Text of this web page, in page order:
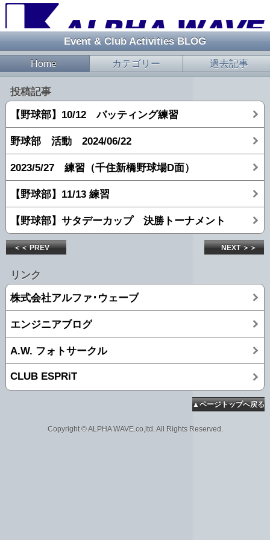
Event & Club Activities BLOG
Home カテゴリー 過去記事
投稿記事
【野球部】10/12 バッティング練習
野球部 活動 2024/06/22
2023/5/27 練習（千住新橋野球場D面）
【野球部】11/13 練習
【野球部】サタデーカップ 決勝トーナメント
＜＜ PREV NEXT ＞＞
リンク
株式会社アルファ･ウェーブ
エンジニアブログ
A.W. フォトサークル
CLUB ESPRiT
▲ページトップへ戻る
Copyright © ALPHA WAVE.co,ltd. All Rights Reserved.